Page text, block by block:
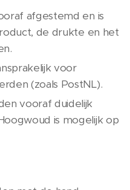
afgestemd en is
de drukte en het
voor
(zoals PostNL).
vooraf duidelijk
is mogelijk op